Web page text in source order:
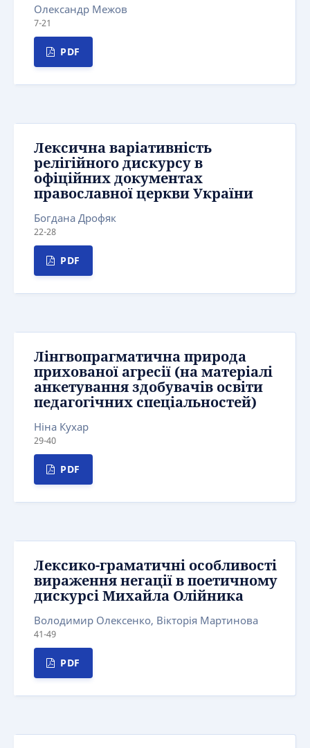
Олександр Межов
7-21
PDF
Лексична варіативність
релігійного дискурсу в
офіційних документах
православної церкви України
Богдана Дрофяк
22-28
PDF
Лінгвопрагматична природа
прихованої агресії (на матеріалі
анкетування здобувачів освіти
педагогічних спеціальностей)
Ніна Кухар
29-40
PDF
Лексико-граматичні особливості
вираження негації в поетичному
дискурсі Михайла Олійника
Володимир Олексенко, Вікторія Мартинова
41-49
PDF